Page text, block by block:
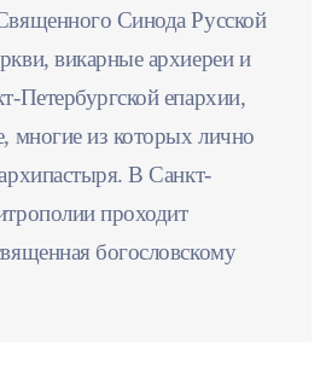
Синода Русской
викарные архиереи и
Петербургской епархии,
многие из которых лично
В Санкт-
проходит
богословскому